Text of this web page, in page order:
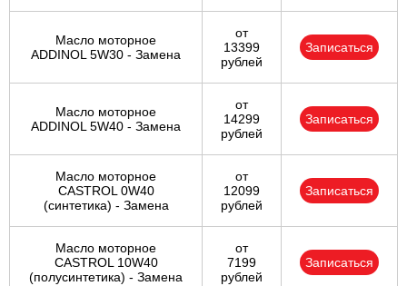
Масло моторное
ADDINOL 5W30 - Замена
от
13399
рублей
Записаться
Масло моторное
ADDINOL 5W40 - Замена
от
14299
рублей
Записаться
Масло моторное
CASTROL 0W40
(синтетика) - Замена
от
12099
рублей
Записаться
Масло моторное
CASTROL 10W40
(полусинтетика) - Замена
от
7199
рублей
Записаться